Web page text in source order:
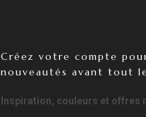
Créez votre compte
nouveautés avant tout
Inspiration, couleurs et offres